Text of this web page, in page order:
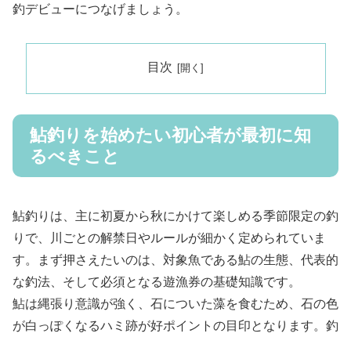
釣デビューにつなげましょう。
目次
鮎釣りを始めたい初心者が最初に知
るべきこと
鮎釣りは、主に初夏から秋にかけて楽しめる季節限定の釣
りで、川ごとの解禁日やルールが細かく定められていま
す。まず押さえたいのは、対象魚である鮎の生態、代表的
な釣法、そして必須となる遊漁券の基礎知識です。
鮎は縄張り意識が強く、石についた藻を食むため、石の色
が白っぽくなるハミ跡が好ポイントの目印となります。釣